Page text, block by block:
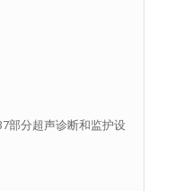
部分超声诊断和监护设